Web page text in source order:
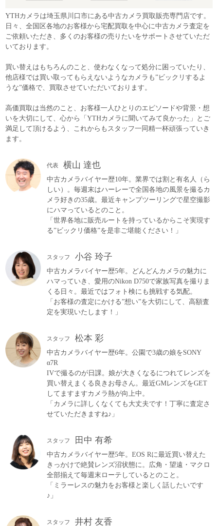
YTHカメラは埼玉県川口市にある中古カメラ買取販売専門店です。
日々、全国区各地のお客様から宅配買取を中心に中古カメラ査定を
ご依頼いただき、多くのお客様の売りたいをサポートさせていただ
いております。
買い替えはもちろんのこと、使わなくなって処分に困っていたり、
他店様では買い取ってもらえないようなカメラも”ビックリするよ
うな”価格で、買取させていただいております。
高価買取は当然のこと、お客様一人ひとりのエピソードや背景・想
いを大切にして、心から「YTHカメラに聞いてみて良かった」とご
満足して頂けるよう、これからもスタッフ一同精一杯頑張っていき
ます。
代表 横山 達也
中古カメラバイヤー歴10年。業界では割と有名人（ら
しい）。毎週末はハーレーで全国各地の風景を撮るカ
メラ好きの35歳。最近キャンプツーリングで星空撮影
にハマっているとのこと。
「世界各地に販売ルートを持っているからこそ実現す
る”ビックリ価格”を是非ご堪能ください！」
スタッフ 小谷 玲子
中古カメラバイヤー歴5年。どんどんカメラの魅力に
ハマっていき、愛用のNikon D750で家族写真を撮りま
くる日々。最近ではフォト検にも挑戦する気配。
「お客様の査定にかける”想い”を大切にして、高額査
定を実現いたします！」
スタッフ 松本 彩
中古カメラバイヤー歴6年。公園で3歳の娘をSONY
α7R
IVで撮るのが日課。娘が大きくなるにつれてレンズを
買い替えまくる良きお母さん。最近GMレンズをGET
してますますカメラ熱が向上中。
「カメラに詳しくなくても大丈夫です！丁寧に査定さ
せていただきますね♪」
スタッフ 田中 有希
中古カメラバイヤー歴5年。EOS Rに最近買い替えた
きっかけで絶賛レンズ沼状態に。広角・望遠・マクロ
全部揃えて毎週末ローテしているとのこと。
「ミラーレスの魅力をお客様と楽しく話したいです
♪」
スタッフ 井村 友香